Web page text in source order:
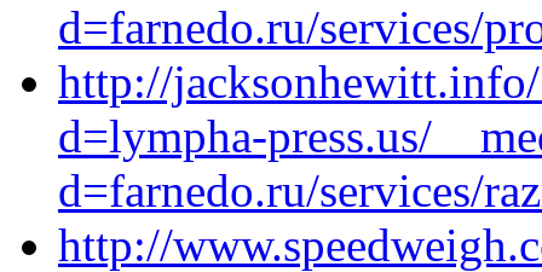
d=farnedo.ru/services/
http://
d=lympha-press.us/
d=farnedo.ru/services/
http://